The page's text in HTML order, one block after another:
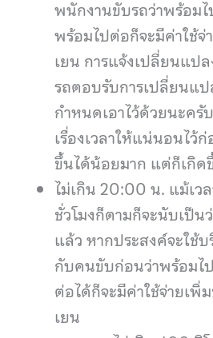
พนักงานขับรถว่าพร้อม
พร้อมไปต่อก็จะมีค่าใช้
เยน การแจ้งเปลี่ยนแป
รถตอบรับการเปลี่ยนแป
กำหนดเอาไว้ด้วยนะค
เรื่องเวลาให้แน่นอนไ
ขึ้นได้น้อยมาก แต่ก็เกิด
ไม่เกิน 20:00 น. แม้เว
ชั่วโมงก็ตามก็จะนับเป็น
แล้ว หากประสงค์จะใช้
กับคนขับก่อนว่าพร้อมไ
ต่อได้ก็จะมีค่าใช้จ่ายเพิ่
เยน